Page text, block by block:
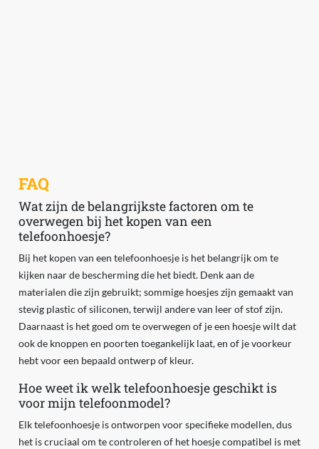
FAQ
Wat zijn de belangrijkste factoren om te
overwegen bij het kopen van een
telefoonhoesje?
Bij het kopen van een telefoonhoesje is het belangrijk om te
kijken naar de bescherming die het biedt. Denk aan de
materialen die zijn gebruikt; sommige hoesjes zijn gemaakt van
stevig plastic of siliconen, terwijl andere van leer of stof zijn.
Daarnaast is het goed om te overwegen of je een hoesje wilt dat
ook de knoppen en poorten toegankelijk laat, en of je voorkeur
hebt voor een bepaald ontwerp of kleur.
Hoe weet ik welk telefoonhoesje geschikt is
voor mijn telefoonmodel?
Elk telefoonhoesje is ontworpen voor specifieke modellen, dus
het is cruciaal om te controleren of het hoesje compatibel is met